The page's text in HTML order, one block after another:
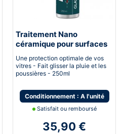
Traitement Nano
céramique pour surfaces
Une protection optimale de vos
vitres - Fait glisser la pluie et les
poussières - 250ml
Conditionnement : A l'unité
Satisfait ou remboursé
35,90 €